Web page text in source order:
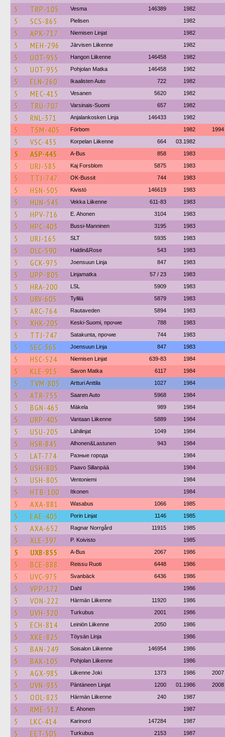
5 TRP-105 Vesma 146389 1982
5 SCS-865 Pielisen 1982
5 APK-717 Niemisen Linjat 1982
5 MEH-296 Järvisen Liikenne 1982
5 UOT-955 Hangon Liikenne 146458 1982
5 UOT-955 Pohjolan Matka 146458 1982
5 ELN-260 Ikaalisten Auto 722 1982
5 MEC-415 Vesanen 5620 1982
5 TRU-707 Varsinais-Suomi 657 1982
5 RNL-371 Anjalankosken Linja 146433 1982
5 TSM-405 Förbom 1982 1994
5 VSC-435 Korpelan Liikenne 664 03.1982
5 ASP-445 A-Bus 858 1983
5 URJ-585 Kaj Forsblom 5875 1983
5 TTJ-747 OK-Bussit 744 1983
5 HSN-505 Kivistö 146619 1983
5 HUN-545 Vekka Liikenne 611-83 1983
5 HPV-716 E. Ahonen 3104 1983
5 HPC-403 Bussi-Manninen 3195 1983
5 URJ-165 SLT 5935 1983
5 OLC-590 Haldin&Rose 543 1983
5 GCK-975 Joensuun Linja 847 1983
5 UPP-805 Linjamatka 57 / 23 1983
5 HRA-200 LSL 5909 1983
5 URV-605 Tyllilä 5879 1983
5 ARC-764 Rautaveden 5894 1983
5 XHK-205 Keski-Suomi, прочие 788 1983
5 TTJ-747 Satakunta, прочие 744 1983
5 SEC-365 Joensuun Linja 847 1983
5 HSC-524 Niemisen Linjat 639-83 1984
5 KLE-915 Savon Matka 6117 1984
5 TVM-805 Artturi Anttila 1027 1984
5 ATR-755 Saaren Auto 5968 1984
5 BGN-465 Mäkela 989 1984
5 URP-405 Vantaan Liikenne 5889 1984
5 USU-205 Lähilinjat 1049 1984
5 HSR-845 Alhonen&Lastunen 943 1984
5 LAT-774 Разные города 1984
5 USH-805 Paavo Sillanpää 1984
5 USH-805 Ventoniemi 1984
5 HTB-100 Itkonen 1984
5 AXA-881 Wasabus 1066 1985
5 EAE-405 Porin Linjat 1146 1985
5 AXA-652 Ragnar Norrgård 11915 1985
5 XLE-397 P. Koivisto 1985
5 UXB-855 A-Bus 2067 1986
5 BCE-888 Reissu Ruoti 6448 1986
5 UVC-975 Svanbäck 6436 1986
5 VPP-172 Dahl 1986
5 VON-222 Härmän Liikenne 11920 1986
5 UVH-320 Turkubus 2001 1986
5 ECH-814 Leiniön Liikenne 2050 1986
5 XKE-825 Töysän Linja 1986
5 BAN-249 Soisalon Liikenne 146954 1986
5 BAK-105 Pohjolan Liikenne 1986
5 AGX-985 Liikenne Joki 1373 1986 2007
5 UVN-935 Päntäneen Linjat 1200 01.1986 2008
5 OOL-823 Härmän Liikenne 240 1987
5 RME-512 E. Ahonen 1987
5 LKC-414 Karinord 147284 1987
5 EET-505 Turkubus 2153 1987